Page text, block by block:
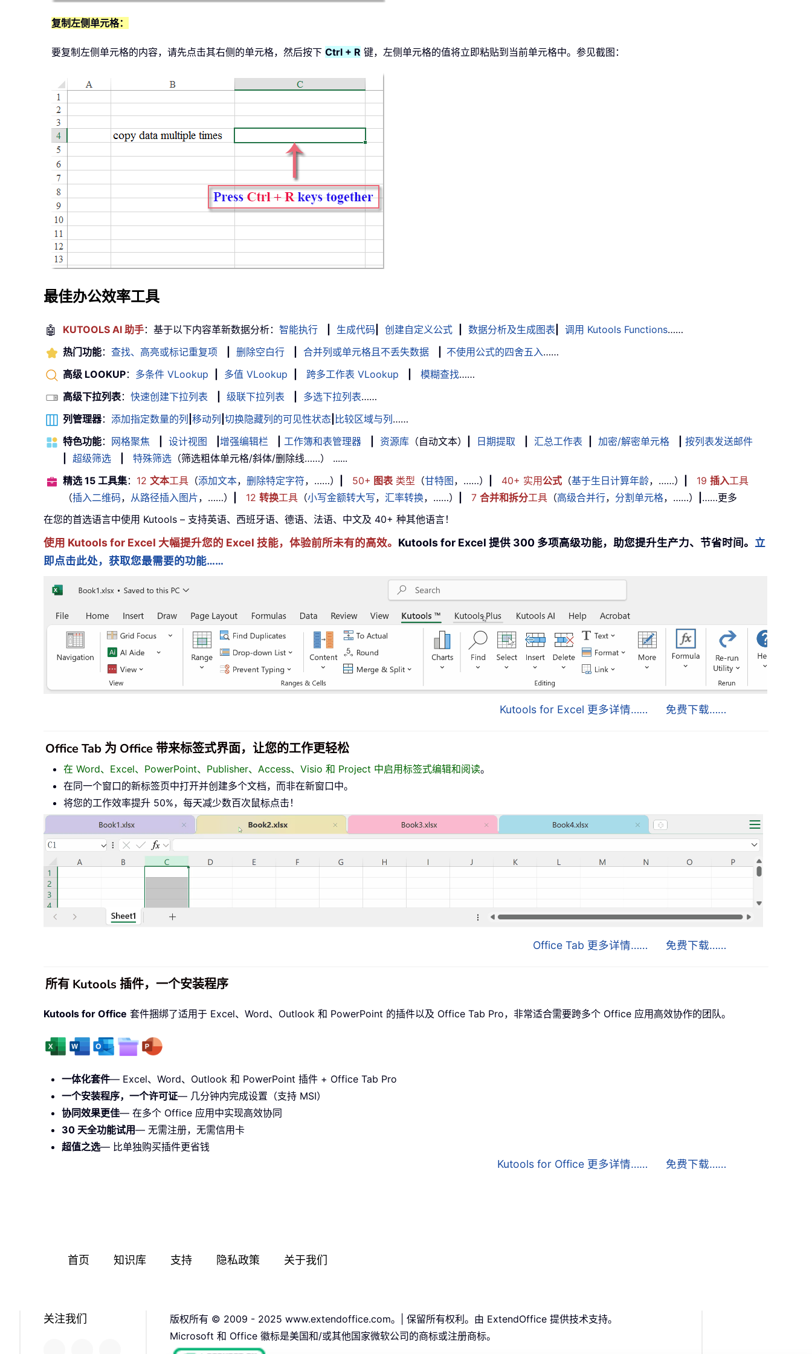
复制左侧单元格：
要复制左侧单元格的内容，请先点击其右侧的单元格，然后按下 Ctrl + R 键，左侧单元格的值将立即粘贴到当前单元格中。参见截图：
最佳办公效率工具
🤖 KUTOOLS AI 助手：基于以下内容革新数据分析： 智能执行 生成代码 创建自定义公式 数据分析及生成图表 调用 Kutools Functions……
热门功能： 查找、高亮或标记重复项 删除空白行 合并列或单元格且不丢失数据 不使用公式的四舍五入……
高级 LOOKUP： 多条件 VLookup 多值 VLookup 跨多工作表 VLookup 模糊查找……
高级下拉列表： 快速创建下拉列表 级联下拉列表 多选下拉列表……
列管理器： 添加指定数量的列 移动列 切换隐藏列的可见性状态 比较区域与列 ……
特色功能： 网格聚焦 设计视图 增强编辑栏 工作簿和表管理器 资源库 （自动文本） 日期提取 汇总工作表 加密/解密单元格
按列表发送邮件
超级筛选 特殊筛选 （筛选粗体单元格/斜体/删除线……） ......
精选 15 工具集： 12 文本工具 （添加文本， 删除特定字符，……） 50+ 图表类型 （甘特图 ，……） 40+ 实用公式 （基于生日计算年龄，……） 19 插入工具
（插入二维码， 从路径插入图片，……） 12 转换工具 （小写金额转大写， 汇率转换，……） 7 合并和拆分工具 （高级合并行， 分割单元格，……）
……更多
在您的首选语言中使用 Kutools – 支持英语、西班牙语、德语、法语、中文及 40+ 种其他语言！
使用 Kutools for Excel 大幅提升您的 Excel 技能，体验前所未有的高效。 Kutools for Excel 提供 300 多项高级功能，助您提升生产力、节省时间。 立
即点击此处，获取您最需要的功能……
Kutools for Excel 更多详情…… 免费下载……
Office Tab 为 Office 带来标签式界面，让您的工作更轻松
在 Word、Excel、PowerPoint、Publisher、Access、Visio 和 Project 中启用标签式编辑和阅读。
在同一个窗口的新标签页中打开并创建多个文档，而非在新窗口中。
将您的工作效率提升 50%，每天减少数百次鼠标点击！
Office Tab 更多详情…… 免费下载……
所有 Kutools 插件，一个安装程序
Kutools for Office 套件捆绑了适用于 Excel、Word、Outlook 和 PowerPoint 的插件以及 Office Tab Pro，非常适合需要跨多个 Office 应用高效协作的团队。
一体化套件— Excel、Word、Outlook 和 PowerPoint 插件 + Office Tab Pro
一个安装程序，一个许可证— 几分钟内完成设置（支持 MSI）
协同效果更佳— 在多个 Office 应用中实现高效协同
30 天全功能试用— 无需注册，无需信用卡
超值之选— 比单独购买插件更省钱
Kutools for Office 更多详情…… 免费下载……
首页 知识库 支持 隐私政策 关于我们
关注我们
版权所有 © 2009 - 2025 www.extendoffice.com。| 保留所有权利。由 ExtendOffice 提供技术支持。
Microsoft 和 Office 徽标是美国和/或其他国家微软公司的商标或注册商标。